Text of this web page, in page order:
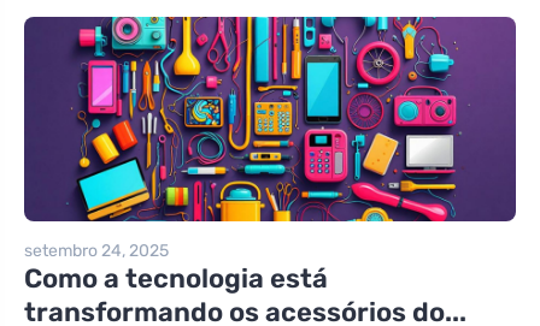
setembro 24, 2025
Como a tecnologia está
transformando os acessórios do...